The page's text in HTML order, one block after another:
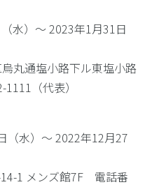
水）〜 2023年1月31日
丸通塩小路下ル東塩小路
（代表）
（水）〜 2022年12月27
1 メンズ館7F 電話番